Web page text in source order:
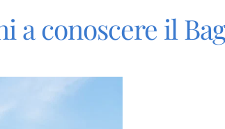
a conoscere il